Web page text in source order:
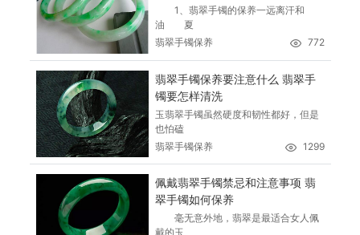
1、翡翠手镯的保养一远离汗和
油 夏
翡翠手镯保养
772
翡翠手镯保养要注意什么 翡翠手
镯要怎样清洗
玉翡翠手镯虽然硬度和韧性都好，但是
也怕磕
翡翠手镯保养
1299
佩戴翡翠手镯禁忌和注意事项 翡
翠手镯如何保养
毫无意外地，翡翠是最适合女人佩
戴的玉